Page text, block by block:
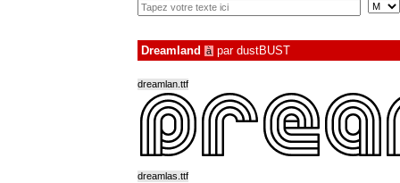
Dreamland à par dustBUST
dreamlan.ttf
dreamlas.ttf